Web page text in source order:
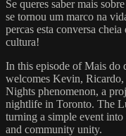
Se queres saber mais
se tornou um marco na
percas esta conversa
cultura!
In this episode of Mais do
welcomes Kevin, Ricardo,
Nights phenomenon, a
nightlife in Toronto. The
turning a simple event
and community unity.